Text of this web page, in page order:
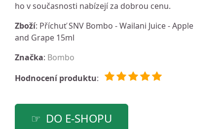
ho v současnosti nabízejí za dobrou cenu.
Zboží: Příchuť SNV Bombo - Wailani Juice - Apple
and Grape 15ml
Značka: Bombo
Hodnocení produktu:
DO E-SHOPU